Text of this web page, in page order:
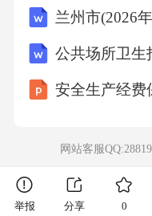
公共场所卫生
安全生产经费
网站客服
举报 分享 0